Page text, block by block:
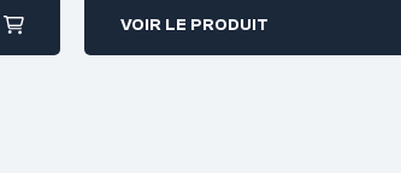
VOIR LE PRODUIT